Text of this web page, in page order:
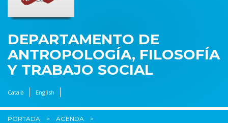
TRANSFERENCIA
DEPARTAMENTO DE
ANTROPOLOGÍA, FILOSOFÍA
Y TRABAJO SOCIAL
Català English
PORTADA AGENDA